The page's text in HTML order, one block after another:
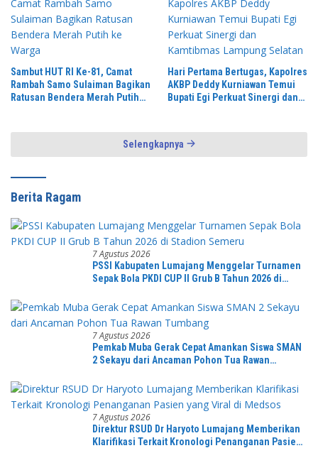
Sambut HUT RI Ke-81, Camat
Rambah Samo Sulaiman Bagikan
Ratusan Bendera Merah Putih
Hari Pertama Bertugas, Kapolres
AKBP Deddy Kurniawan Temui
Bupati Egi Perkuat Sinergi dan
Selengkapnya
Berita Ragam
7 Agustus 2026
PSSI Kabupaten Lumajang Menggelar Turnamen
Sepak Bola PKDI CUP II Grub B Tahun 2026 di
7 Agustus 2026
Pemkab Muba Gerak Cepat Amankan Siswa SMAN
2 Sekayu dari Ancaman Pohon Tua Rawan
7 Agustus 2026
Direktur RSUD Dr Haryoto Lumajang Memberikan
Klarifikasi Terkait Kronologi Penanganan Pasien